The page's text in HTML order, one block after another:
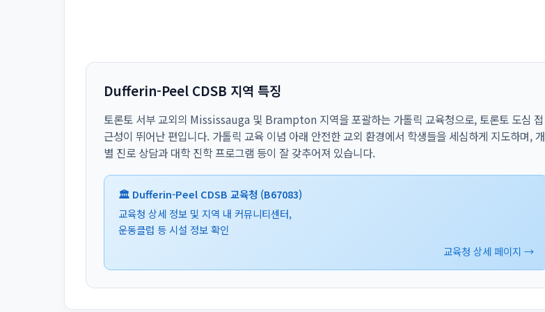
Dufferin-Peel CDSB 지역 특징
토론토 서부 교외의 Mississauga 및 Brampton 지역을 포괄하는 가톨릭 교육청으로, 토론토 도심 접
근성이 뛰어난 편입니다. 가톨릭 교육 이념 아래 안전한 교외 환경에서 학생들을 세심하게 지도하며, 개
별 진로 상담과 대학 진학 프로그램 등이 잘 갖추어져 있습니다.
🏛️ Dufferin-Peel CDSB 교육청 (B67083)
교육청 상세 정보 및 지역 내 커뮤니티센터,
운동클럽 등 시설 정보 확인
교육청 상세 페이지 →